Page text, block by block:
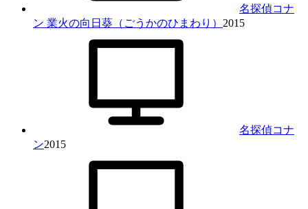
名探偵コナ
ン 業火の向日葵（ごうかのひまわり） 2015
名探偵コナ
ン2015